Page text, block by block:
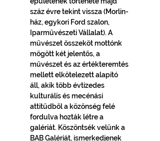
száz évre tekint vissza (Morlin-
ház, egykori Ford szalon,
Iparművészeti Vállalat). A
művészet összeköt mottónk
mögött két jelentős, a
művészet és az értékteremtés
mellett elkötelezett alapító
áll, akik több évtizedes
kulturális és mecénási
attitűdből a közönség felé
fordulva hozták létre a
galériát. Köszöntsék velünk a
BAB Galériát, ismerkedjenek